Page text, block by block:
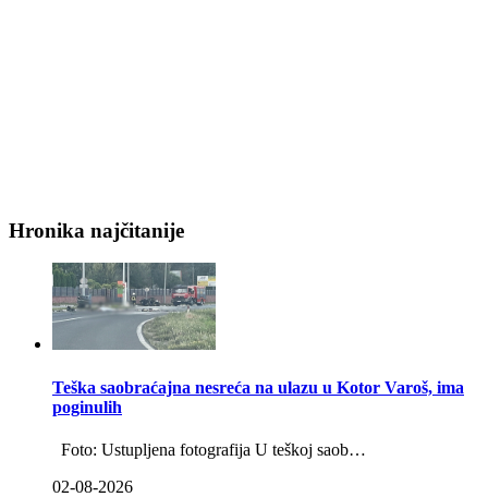
Hronika najčitanije
Teška saobraćajna nesreća na ulazu u Kotor Varoš, ima
poginulih
Foto: Ustupljena fotografija U teškoj saob…
02-08-2026